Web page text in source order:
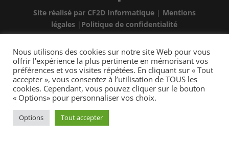
Site réalisé par CF2D Informatique | Mentions
légales | Politique de confidentialité
Nous utilisons des cookies sur notre site Web pour vous
offrir l'expérience la plus pertinente en mémorisant vos
préférences et vos visites répétées. En cliquant sur « Tout
accepter », vous consentez à l’utilisation de TOUS les
cookies. Cependant, vous pouvez cliquer sur le bouton
« Options» pour personnaliser vos choix.
Options Tout accepter